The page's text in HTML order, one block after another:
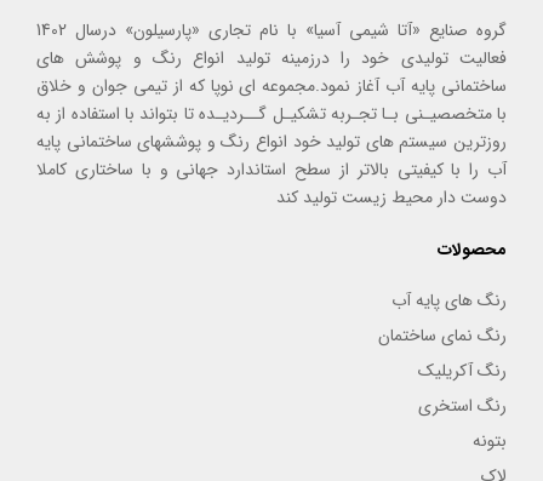
گروه صنایع «آتا شیمی آسیا» با نام تجاری «پارسیلون» درسال 1402
فعالیت تولیدی خود را درزمینه تولید انواع رنگ و پوشش های
ساختمانی پایه آب آغاز نمود.مجموعه ای نوپا که از تیمی جوان و خلاق
با متخصصیـنی بـا تجـربه تشکیـل گــردیـده تا بتواند با استفاده از به
روزترین سیستم های تولید خود انواع رنگ و پوششهای ساختمانی پایه
آب را با کیفیتی بالاتر از سطح استاندارد جهانی و با ساختاری کاملا
دوست دار محیط زیست تولید کند
محصولات
رنگ های پایه آب
رنگ نمای ساختمان
رنگ آکریلیک
رنگ استخری
بتونه